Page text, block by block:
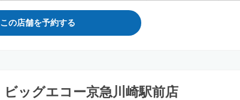
この店舗を予約する
ビッグエコー京急川崎駅前店